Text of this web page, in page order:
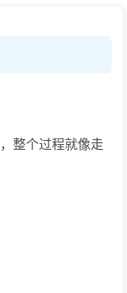
，整个过程就像走